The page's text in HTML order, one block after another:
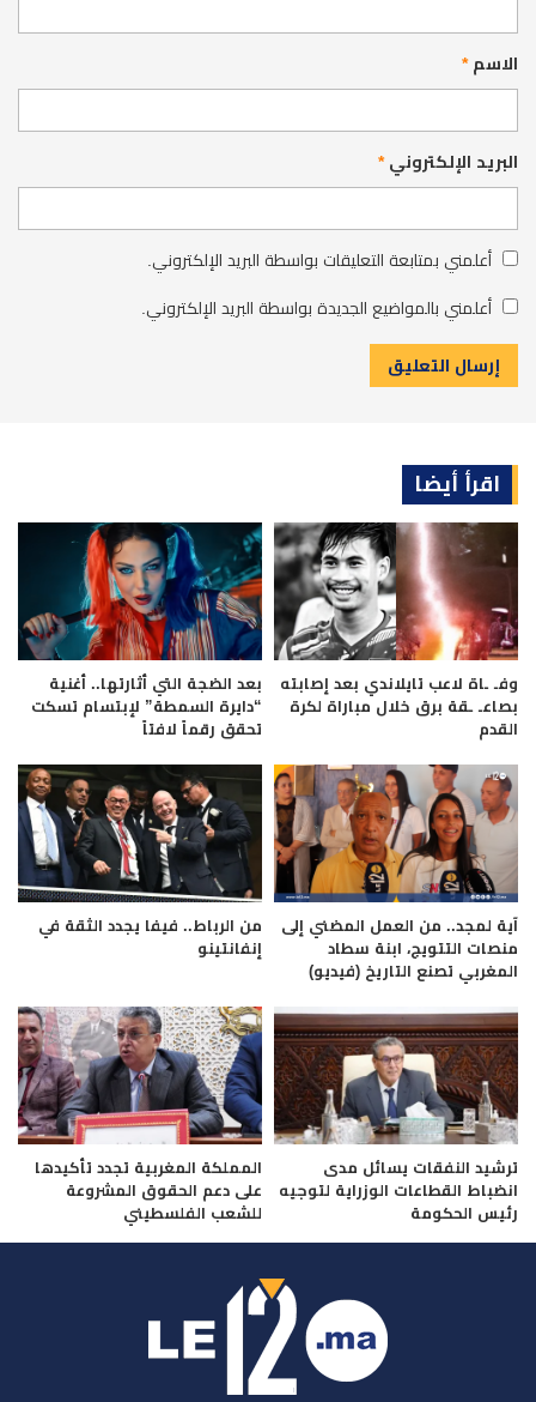
الاسم*
البريد الإلكتروني*
أعلمني بمتابعة التعليقات بواسطة البريد الإلكتروني.
أعلمني بالمواضيع الجديدة بواسطة البريد الإلكتروني.
اقرأ أيضا
وفـ ـاة لاعب تايلاندي بعد إصابته
بصاعـ ـقة برق خلال مباراة لكرة
القدم
بعد الضجة التي أثارتها.. أغنية
“دايرة السمطة” لإبتسام تسكت
تحقق رقماً لافتاً
آية لمجد.. من العمل المضني إلى
منصات التتويج، ابنة سطاد
المغربي تصنع التاريخ (فيديو)
من الرباط.. فيفا يجدد الثقة في
إنفانتينو
ترشيد النفقات يسائل مدى
انضباط القطاعات الوزراية لتوجيه
رئيس الحكومة
المملكة المغربية تجدد تأكيدها
على دعم الحقوق المشروعة
للشعب الفلسطيني